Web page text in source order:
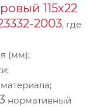
115х22
2003, где
(мм);
нормативный